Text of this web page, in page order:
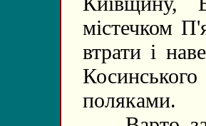
містечком
втрати і
Косинського
поляками.